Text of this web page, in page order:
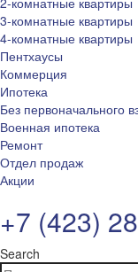
3-комнатные квартиры
4-комнатные квартиры
Пентхаусы
Коммерция
Ипотека
Без первоначального
Военная ипотека
Ремонт
Отдел продаж
Акции
+7 (423)
Search